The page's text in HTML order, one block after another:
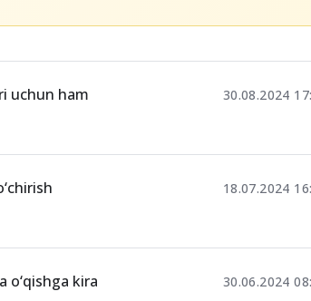
Ulashing